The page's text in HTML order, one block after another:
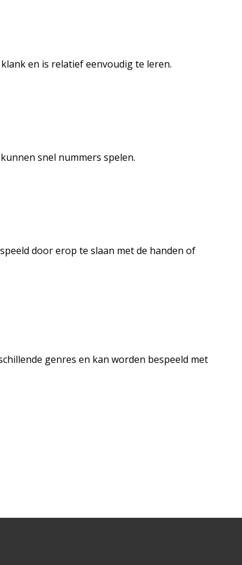
en is relatief eenvoudig te leren.
snel nummers spelen.
door erop te slaan met de handen of
genres en kan worden bespeeld met